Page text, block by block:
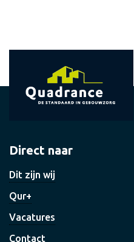
Direct naar
Dit zijn wij
Qur+
Vacatures
Contact